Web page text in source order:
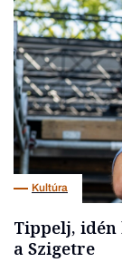
Kultúra
Tippelj,
a Szigetre